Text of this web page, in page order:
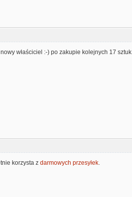
właściciel :-) po zakupie kolejnych 17 sztuk.
korzysta z darmowych przesyłek.